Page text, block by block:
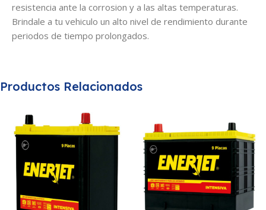
resistencia ante la corrosion y a las altas temperaturas.
Brindale a tu vehiculo un alto nivel de rendimiento durante
periodos de tiempo prolongados.
Productos Relacionados